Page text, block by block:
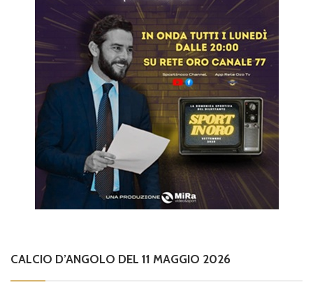
CALCIO D’ANGOLO DEL 11 MAGGIO 2026